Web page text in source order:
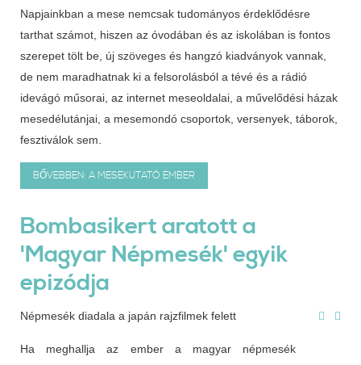
Napjainkban a mese nemcsak tudományos érdeklődésre
tarthat számot, hiszen az óvodában és az iskolában is fontos
szerepet tölt be, új szöveges és hangzó kiadványok vannak,
de nem maradhatnak ki a felsorolásból a tévé és a rádió
idevágó műsorai, az internet meseoldalai, a művelődési házak
mesedélutánjai, a mesemondó csoportok, versenyek, táborok,
fesztiválok sem.
BŐVEBBEN: A MESEKUTATÓ EMBER
Bombasikert aratott a
'Magyar Népmesék' egyik
epizódja
Népmesék diadala a japán rajzfilmek felett
Ha meghallja az ember a magyar népmesék